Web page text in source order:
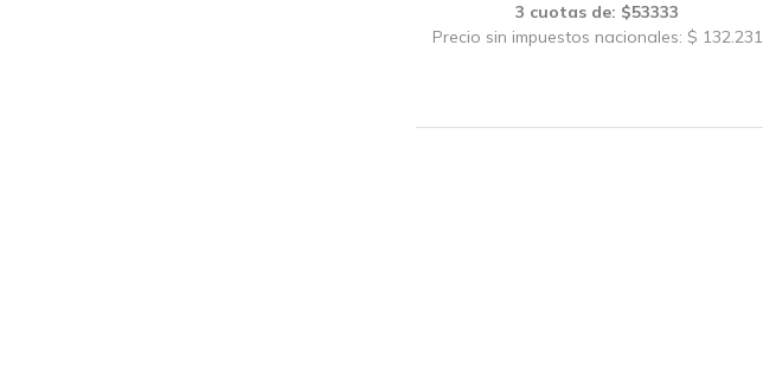
3 cuotas de: $53333
Precio sin impuestos nacionales: $ 132.231